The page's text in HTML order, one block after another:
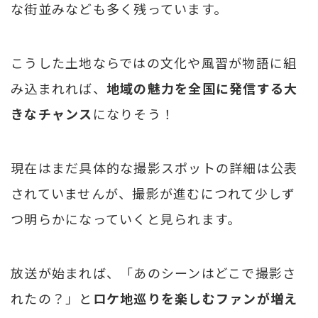
な街並みなども多く残っています。
こうした土地ならではの文化や風習が物語に組
み込まれれば、 地域の魅力を全国に発信する大
きなチャンスになりそう！
現在はまだ具体的な撮影スポットの詳細は公表
されていませんが、撮影が進むにつれて少しず
つ明らかになっていくと見られます。
放送が始まれば、「あのシーンはどこで撮影さ
れたの？」と ロケ地巡りを楽しむファンが増え